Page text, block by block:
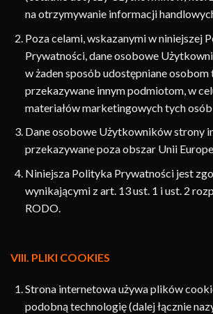
na otrzymywanie informacji
Poza celami, wskazanymi w niniejszej
Prywatności, dane osobowe
w żaden sposób udostępniane osobom
przekazywane innym podmiotom, w
materiałów marketingowych tych
Dane osobowe Użytkowników strony
przekazywane poza obszar Unii
Niniejsza Polityka Prywatności jest
wynikającymi z art. 13 ust. 1 i ust. 2
RODO.
VIII. PLIKI COOKIES
Strona internetowa używa plików
podobną technologię (dalej łącznie